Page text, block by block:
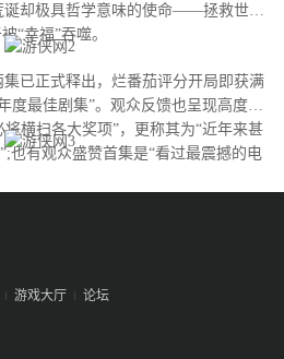
诞却极具哲学意味的使命——拯救世界
“幸福”吞噬。
已正式释出，烂番茄评分开局即获满
度最佳剧集”。观众反馈也呈现高度一
横扫各大奖项”，更称其为“近年来甚
也有观众盛赞首集是“看过最震撼的电
游戏大厅 论坛